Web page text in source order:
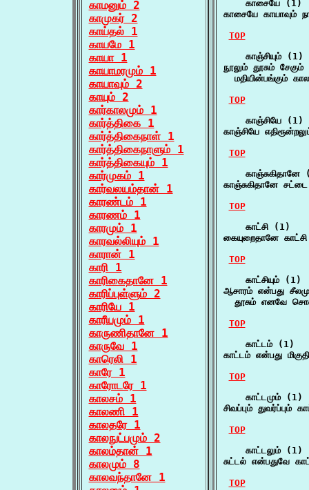
காமனும் 2
காமுகர் 2
காய்தல் 1
காயமே 1
காயா 1
காயாமரமும் 1
காயாவும் 2
காயும் 2
கார்காலமும் 1
கார்த்திகை 1
கார்த்திகைநாள் 1
கார்த்திகைநாளும் 1
கார்த்திகையும் 1
கார்முகம் 1
கார்வலயம்தான் 1
காரண்டம் 1
காரணம் 1
காரமும் 1
காரவல்லியும் 1
காரான் 1
காரி 1
காரிகைதானே 1
காரிப்புள்ளும் 2
காரியே 1
காரீயமும் 1
காருணிதானே 1
காருவே 1
காரெலி 1
காரே 1
காரோடரே 1
காலசம் 1
காலணி 1
காலதரே 1
காலநுட்பமும் 2
காலம்தான் 1
காலமும் 8
காலவந்தானே 1
    காசையே (1)
காசையே காயாவும்
TOP
    காஞ்சியும் (1)
நூலும் தூசும் சேகும்
மதியின்பங்கும்
TOP
    காஞ்சியே (1)
காஞ்சியே
TOP
காஞ்சுகிதானே
காஞ்சுகிதானே
TOP
    காட்சி (1)
கையுறைதானே
TOP
    காட்சியும் (1)
ஆசாரம் என்பது
தூசும் எனவே
TOP
    காட்டம் (1)
காட்டம் என்பது
TOP
    காட்டமும் (1)
சிவப்பும்
TOP
    காட்டலும் (1)
சுட்டல் என்பதுவே
TOP